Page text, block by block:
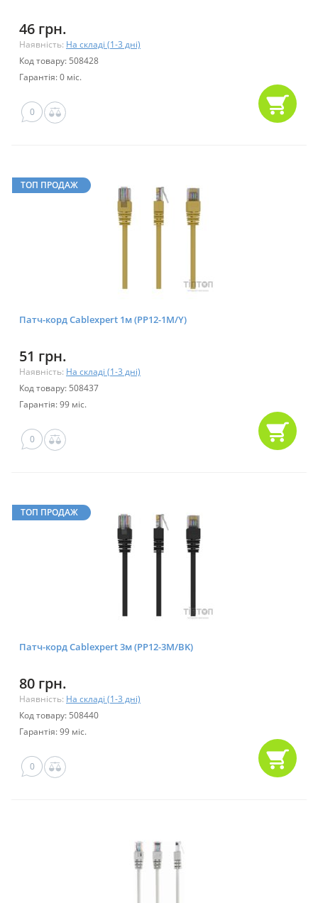
46 грн.
Наявність: На складі (1-3 дні)
Код товару: 508428
Гарантія: 0 міс.
0
ТОП ПРОДАЖ
Патч-корд Cablexpert 1м (PP12-1M/Y)
51 грн.
Наявність: На складі (1-3 дні)
Код товару: 508437
Гарантія: 99 міс.
0
ТОП ПРОДАЖ
Патч-корд Cablexpert 3м (PP12-3M/BK)
80 грн.
Наявність: На складі (1-3 дні)
Код товару: 508440
Гарантія: 99 міс.
0